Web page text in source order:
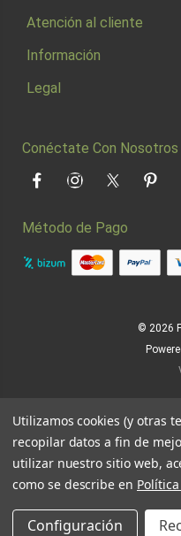
Atención al cliente
Información
Legal
Conéctate Con Nosotros
FacebookInstagramTwitter
Método de Pago
© 2026
Utilizamos cookies (y otras
recopilar datos a fin de
utilizar nuestro sitio web,
como se describe en
Configuración